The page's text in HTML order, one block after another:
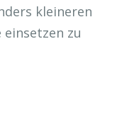
kleineren
zu